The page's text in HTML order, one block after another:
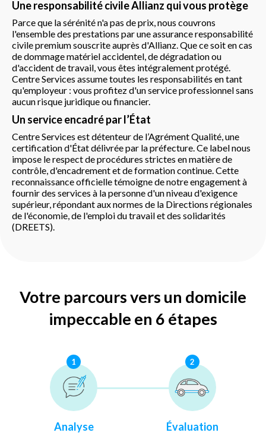
Une responsabilité civile Allianz qui vous protège
Parce que la sérénité n'a pas de prix, nous couvrons
l'ensemble des prestations par une assurance responsabilité
civile premium souscrite auprès d'Allianz. Que ce soit en cas
de dommage matériel accidentel, de dégradation ou
d'accident de travail, vous êtes intégralement protégé.
Centre Services assume toutes les responsabilités en tant
qu'employeur : vous profitez d'un service professionnel sans
aucun risque juridique ou financier.
Un service encadré par l’État
Centre Services est détenteur de l’Agrément Qualité, une
certification d'État délivrée par la préfecture. Ce label nous
impose le respect de procédures strictes en matière de
contrôle, d'encadrement et de formation continue. Cette
reconnaissance officielle témoigne de notre engagement à
fournir des services à la personne d'un niveau d'exigence
supérieur, répondant aux normes de la Directions régionales
de l'économie, de l'emploi du travail et des solidarités
(DREETS).
Votre parcours vers un domicile
impeccable en 6 étapes
1
Analyse
2
Évaluation